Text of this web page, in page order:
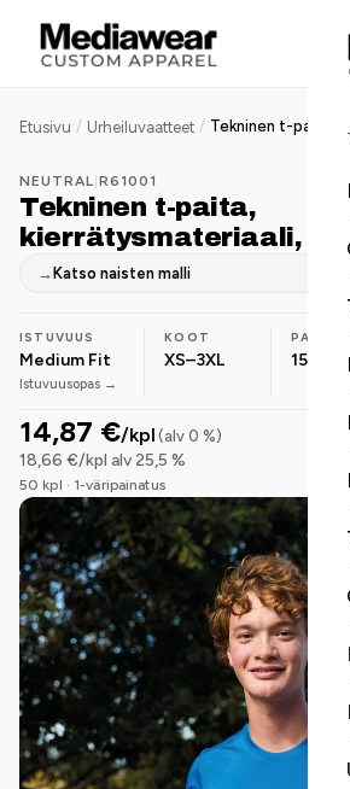
Etusivu / Urheiluvaatteet / Tekninen t-paita,
NEUTRAL R61001
Tekninen t-paita,
kierrätysmateriaali,
→ Katso naisten malli
ISTUVUUS
Medium Fit
Istuvuusopas →
KOOT
XS–3XL
PAINO
155 g
14,87 €/kpl (alv 0 %)
18,66 €/kpl alv 25,5 %
50 kpl · 1-väripainatus